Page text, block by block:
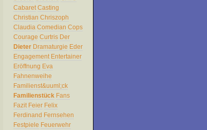
Cabaret Casting
Christian Chriszoph
Claudia Comedian Cops
Courage Curtris Der
Dieter Dramaturgie Eder
Engagement Entertainer
Eröffnung Eva
Fahnenweihe
Familienst&uuml;ck
Familienstück Fans
Fazit Feier Felix
Ferdinand Fernsehen
Festpiele Feuerwehr